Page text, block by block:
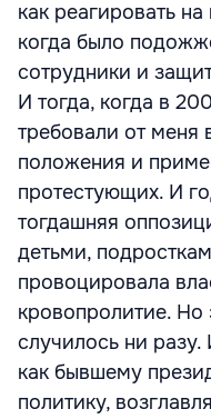
как реагировать
когда было
сотрудники и
И тогда, когда в
требовали от меня
положения и
протестующих. И
тогдашняя
детьми,
провоцировала
кровопролитие. Но
случилось ни
как бывшему
политику,